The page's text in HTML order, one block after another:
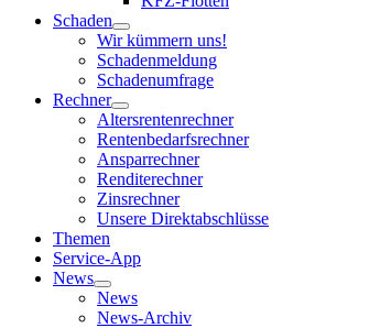
Schaden
Wir kümmern uns!
Schadenmeldung
Schadenumfrage
Rechner
Altersrentenrechner
Rentenbedarfsrechner
Ansparrechner
Renditerechner
Zinsrechner
Unsere Direktabschlüsse
Themen
Service-App
News
News
News-Archiv